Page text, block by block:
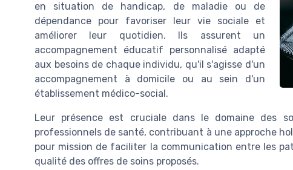
en situation de handicap, de maladie ou de
dépendance pour favoriser leur vie sociale et
améliorer leur quotidien. Ils assurent un
accompagnement éducatif personnalisé adapté
aux besoins de chaque individu, qu'il s'agisse d'un
accompagnement à domicile ou au sein d'un
établissement médico-social.
Leur présence est cruciale dans le domaine des
professionnels de santé, contribuant à une approche
pour mission de faciliter la communication entre les
qualité des offres de soins proposés.